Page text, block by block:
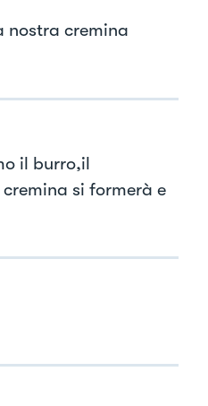
nostra cremina
il burro,il
si formerà e